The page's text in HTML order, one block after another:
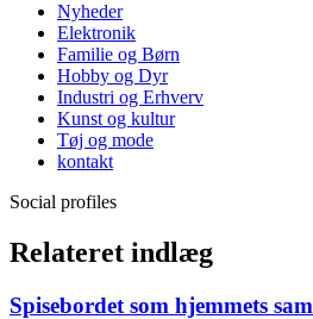
Nyheder
Elektronik
Familie og Børn
Hobby og Dyr
Industri og Erhverv
Kunst og kultur
Tøj og mode
kontakt
Social profiles
Relateret indlæg
Spisebordet som hjemmets